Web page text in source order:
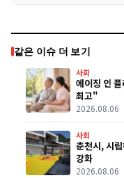
같은 이슈 더 보기
사회
에이징 인
최고"
2026.08.06
사회
춘천시, 시
강화
2026.08.06